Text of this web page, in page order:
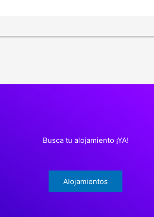
Busca tu alojamiento ¡YA!
Alojamientos